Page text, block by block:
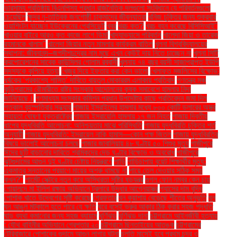
ভারসাম্য প্রতিষ্ঠায় বিএনপিসহ প্রধান রাজনৈতিক দলগুলো সংবিধানে যে পরিবর্তনগুলো
চেয়েছিল ক্ষুদ্র নৃ-তাত্বিক জনগোষ্ঠী চাকমাদের জীবনযাত্রা খনিজ চুক্তির জন্য শুক্রবার
ওয়াশিংটন যাচ্ছেন ইউক্রেনের প্রেসিডেন্ট খবর খরচ কত? খরচ বহন করেছে বিসিসিআই"
খাওয়ার বাইরে আরও কত কাজে লাগে ডিম! খাদ্যাভ্যাসে পরিবর্তন খালেদা জিয়া ও তারেক
রহমানকে খালাস'' খালেদা জিয়ার নতুন মামলার কার্যক্রম বাতিল খুলনা বিশ্ববিদ্যালয়ের
স্থাপনা: জীবনানন্দ–জগদীশচন্দ্রের নাম মুছে এখন কেউই দায় নিতে চাচ্ছেন না খুলনা সিটি
করপোরেশনের সাবেক কাউন্সিলর গোলাম রব্বানী খুলনায় ৭৪ বছর বয়সী সাজাপ্রাপ্ত ইউপি
সদস্যকে কুপিয়ে হত্যা খেজুর দিয়ে ইফতার করা কেন ভালো খেলাফত মজলিসের বিক্ষোভ:
ধর্ষকের ‘প্রকাশ্যে শাস্তি’ দাবিতে বায়তুল মোকাররম এলাকায় প্রতিবাদ গণতন্ত্র মঞ্চ
কুড়িগ্রামের রৌমারীতে রাষ্ট্র সংস্কার আন্দোলনের কৃষক সমাবেশে হামলার নিন্দা
জানিয়েছে। গণমাধ্যম সংস্কার কমিশন প্রধান উপদেষ্টার কাছে প্রতিবেদন জমা দিল
গতকাল বৃহস্পতিবার সন্ধ্যায় গাজায় ইসরাইলের হামলার মধ্যে ৮০০ কোটি ডলারের অস্ত্র
সহায়তা ঘোষণা যুক্তরাষ্ট্রের গাজায় ইসরায়েলি হামলায় ১৭ জন নিহত গাজায় দ্বিতীয়
ধাপের যুদ্ধবিরতি আলোচনা: অনিশ্চয়তার মাঝে পরিস্থিতি গাজায় যুদ্ধবিরতি চুক্তির শর্ত
অনুযায়ী গাজায় যুদ্ধবিরতি: ইসরায়েল নাকি হামাস—কোন পক্ষ জিতল গাজায় যুদ্ধবিরতির
বিষয়ে ভালোই আলোচনা চলছে গাজার জাবালিয়ায় ৪৮ ঘণ্টায় ৫০ শিশুর মৃত্যু গাজীপুরে
ঈদের ছুটি বাড়ানোর দাবিতে শ্রমিকদের দেড় ঘণ্টার বিক্ষোভ ও অবরোধ গাজীপুরে
ঝুটগুদামের আগুন দুই ঘণ্টার চেষ্টায় নিয়ন্ত্রণে গাড়ি গাড়িচাপায় বুয়েট শিক্ষার্থীর মৃত্যু:
একমাত্র সন্তানের প্রয়াণে মায়ের অশ্রু থামছে না গায়ে তেল দেওয়ার সঠিক সময়
কখন?" গার্মেন্ট সেক্টরে নতুন করে অস্থিরতা সৃষ্টির ষড়যন্ত্র গুগল ফোন নম্বর কেন চায়
গোয়ালন্দে মা ইলিশ রক্ষায় অভিযানে ট্রলারে উদ্ধার আগ্নেয়াস্ত্র গ্যাসের দাম বৃদ্ধি
পোশাক খাতে উদ্বেগের সৃষ্টি করেছে গ্রেফতার ঘন কুয়াশায় বেড়েছে শীতের অনুভূতি ঘন
ঘন আঙুল মটকালে হতে পারে যে ক্ষতি ঘরে বসেই ভ্রুর আকার ঠিক করার সহজ পদ্ধতি
ঘাড় ব্যথা কমানোর জন্য সহজ ব্যায়াম ঘূর্ণিঝড় ঘূর্ণিঝড় দানা চট্টগ্রামে আইনজীবী হত্যায়
: যৌথ বাহিনীর অভিযানে গ্রেপ্তার ২০ চট্টগ্রামে ছিনতাইয়ের আতঙ্ক চট্টগ্রামের
টেরিবাজারে পোশাকের গুদামে আগুন লাগার ঘটনা চলতি মাসেই হবে প্রথম চন্দ্র ও